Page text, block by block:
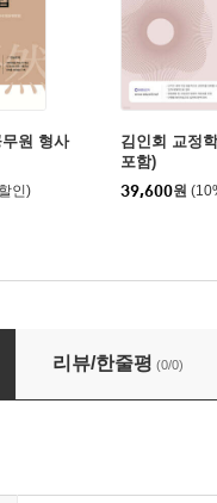
원 형사
인)
김인회 교정
포함)
39,600원
조문
리뷰/한줄평 (0/0)